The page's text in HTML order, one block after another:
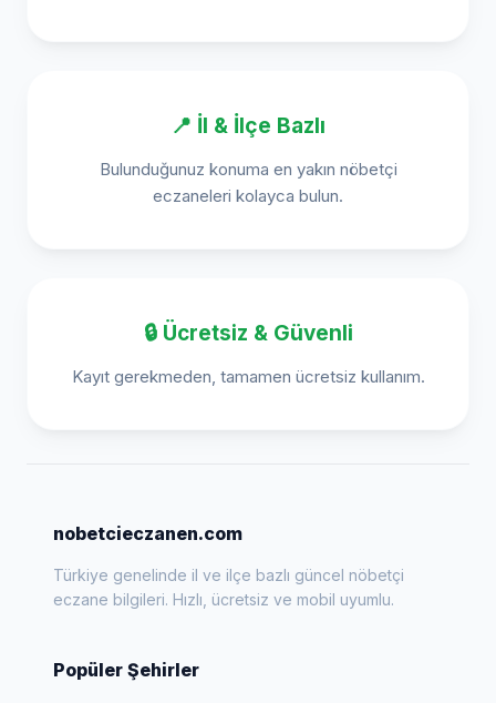
📍 İl & İlçe Bazlı
Bulunduğunuz konuma en yakın nöbetçi
eczaneleri kolayca bulun.
🔒 Ücretsiz & Güvenli
Kayıt gerekmeden, tamamen ücretsiz kullanım.
nobetcieczanen.com
Türkiye genelinde il ve ilçe bazlı güncel nöbetçi
eczane bilgileri. Hızlı, ücretsiz ve mobil uyumlu.
Popüler Şehirler